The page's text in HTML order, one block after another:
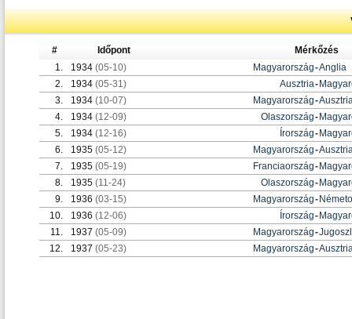
# Időpont
Mérkőzés
1.
1934 (05-10) Magyarország-Anglia
2.
1934 (05-31) Ausztria-
3.
1934 (10-07) Magyarország-
4.
1934 (12-09) Olaszország-
5.
1934 (12-16) Írország-
6.
1935 (05-12) Magyarország-
7.
1935 (05-19) Franciaország-
8.
1935 (11-24) Olaszország-
9.
1936 (03-15) Magyarország-
10.
1936 (12-06) Írország-
11.
1937 (05-09) Magyarország-
12.
1937 (05-23) Magyarország-